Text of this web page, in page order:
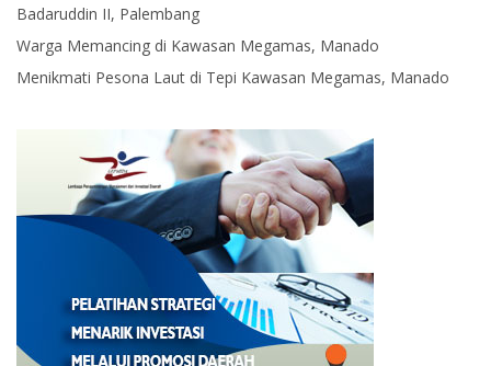
Badaruddin II, Palembang
Warga Memancing di Kawasan Megamas, Manado
Menikmati Pesona Laut di Tepi Kawasan Megamas, Manado